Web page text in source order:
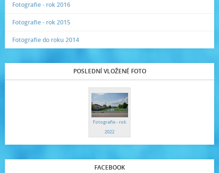
Fotografie - rok 2016
Fotografie - rok 2015
Fotografie do roku 2014
POSLEDNÍ VLOŽENÉ FOTO
Fotografie - rok
2022
FACEBOOK